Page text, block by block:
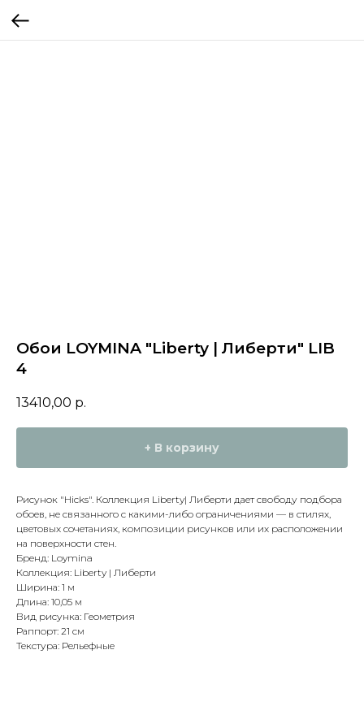
Обои LOYMINA "Liberty | Либерти" LIB
4
13410,00 р.
+ В корзину
Рисунок "Hicks". Коллекция Liberty| Либерти дает свободу подбора
обоев, не связанного с какими-либо ограничениями — в стилях,
цветовых сочетаниях, композиции рисунков или их расположении
на поверхности стен.
Бренд: Loymina
Коллекция: Liberty | Либерти
Ширина: 1 м
Длина: 10,05 м
Вид рисунка: Геометрия
Раппорт: 21 см
Текстура: Рельефные